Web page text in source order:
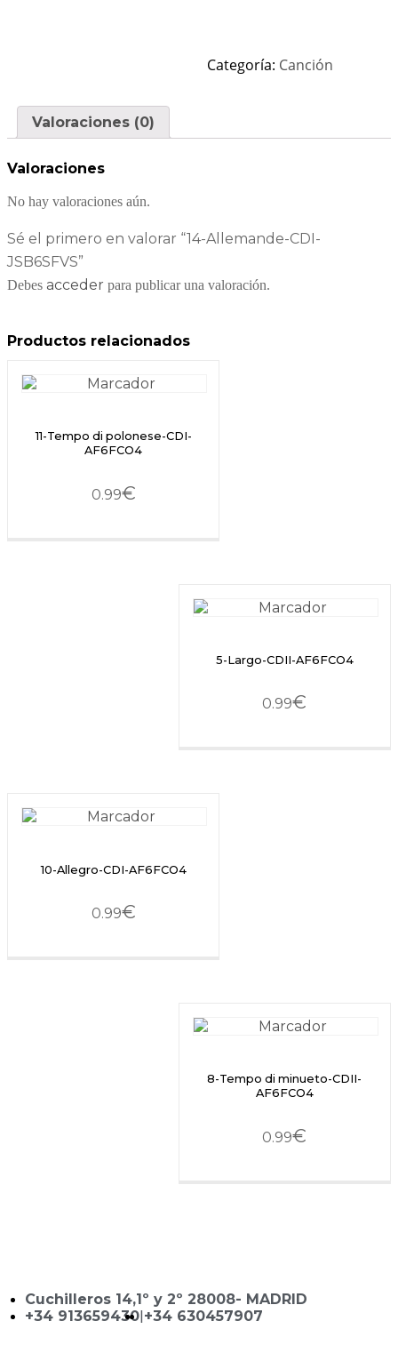
Categoría: Canción
Valoraciones (0)
Valoraciones
No hay valoraciones aún.
Sé el primero en valorar “14-Allemande-CDI-
JSB6SFVS”
Debes acceder para publicar una valoración.
Productos relacionados
11-Tempo di polonese-CDI-
AF6FCO4
0.99€
5-Largo-CDII-AF6FCO4
0.99€
10-Allegro-CDI-AF6FCO4
0.99€
8-Tempo di minueto-CDII-
AF6FCO4
0.99€
Cuchilleros 14,1º y 2º 28008- MADRID
+34 913659430|+34 630457907